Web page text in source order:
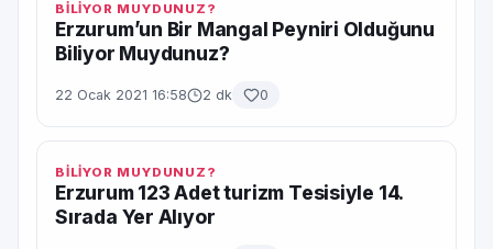
BİLİYOR MUYDUNUZ?
Erzurum’un Bir Mangal Peyniri Olduğunu
Biliyor Muydunuz?
22 Ocak 2021 16:58 2 dk 0
BİLİYOR MUYDUNUZ?
Erzurum 123 Adet turizm Tesisiyle 14.
Sırada Yer Alıyor